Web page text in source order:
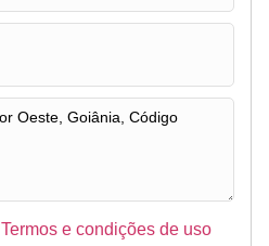
Termos e condições de uso